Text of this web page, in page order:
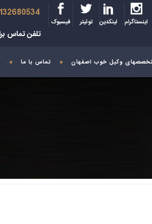
تلفن تماس
فیسبوک توئیتر لینکدین اینستاگرام
وکیل خوب اصفهان تماس با ما